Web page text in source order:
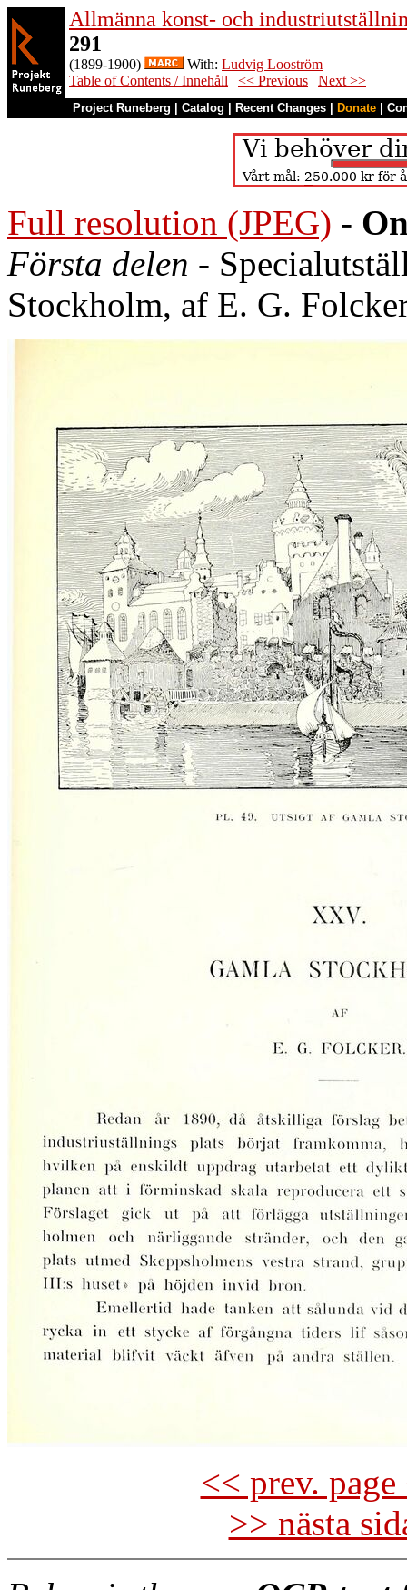
Allmänna konst- och
291
(1899-1900) With: Ludvig Looström
Table of Contents / Innehåll | << Previous | Next >>
Project Runeberg Catalog Recent Changes Donate
Full resolution (JPEG) -
Första delen -
Stockholm, af E. G.
<< prev.
>> nästa